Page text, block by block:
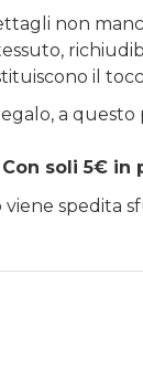
non
il
a
soli 5€
spedita